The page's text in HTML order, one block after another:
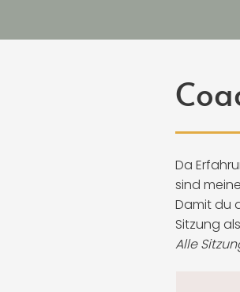
Da
sind
Damit du
Sitzung
Alle